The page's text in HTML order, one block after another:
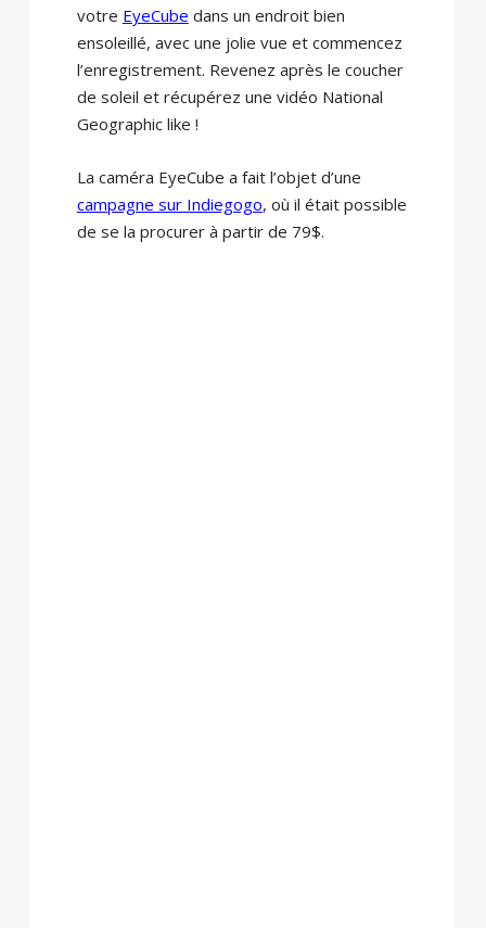
votre EyeCube dans un endroit bien
ensoleillé, avec une jolie vue et commencez
l’enregistrement. Revenez après le coucher
de soleil et récupérez une vidéo National
Geographic like !
La caméra EyeCube a fait l’objet d’une
campagne sur Indiegogo, où il était possible
de se la procurer à partir de 79$.